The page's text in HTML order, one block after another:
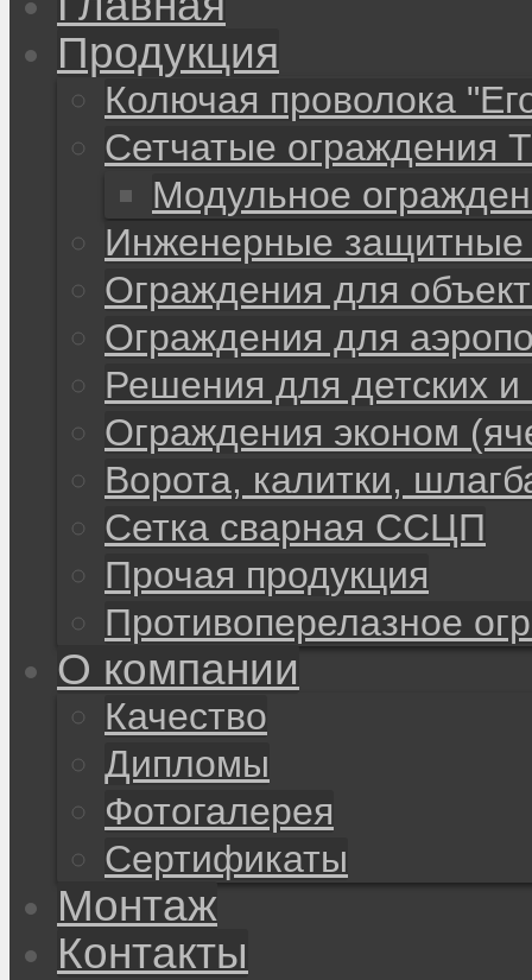
Продукция
Колючая проволока
Сетчатые ограждения
Модульное
Инженерные защитные
Ограждения для
Ограждения для
Решения для детских
Ограждения эконом
Ворота, калитки,
Сетка сварная ССЦП
Прочая продукция
Противоперелазное
О компании
Качество
Дипломы
Фотогалерея
Сертификаты
Монтаж
Контакты